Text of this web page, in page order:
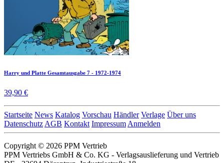
Harry und Platte Gesamtausgabe 7 - 1972-1974
39,90 €
Startseite News Katalog Vorschau Händler Verlage Über uns
Datenschutz AGB Kontakt Impressum Anmelden
Copyright © 2026 PPM Vertrieb
PPM Vertriebs GmbH & Co. KG - Verlagsauslieferung und Vertrieb